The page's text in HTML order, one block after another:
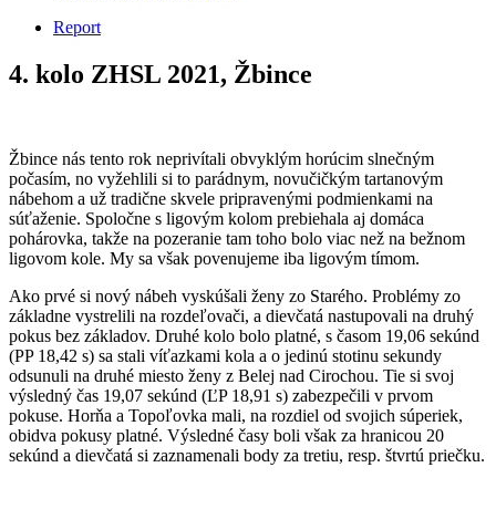
Report
4. kolo ZHSL 2021, Žbince
Žbince nás tento rok neprivítali obvyklým horúcim slnečným
počasím, no vyžehlili si to parádnym, novučičkým tartanovým
nábehom a už tradične skvele pripravenými podmienkami na
súťaženie. Spoločne s ligovým kolom prebiehala aj domáca
pohárovka, takže na pozeranie tam toho bolo viac než na bežnom
ligovom kole. My sa však povenujeme iba ligovým tímom.
Ako prvé si nový nábeh vyskúšali ženy zo Starého. Problémy zo
základne vystrelili na rozdeľovači, a dievčatá nastupovali na druhý
pokus bez základov. Druhé kolo bolo platné, s časom 19,06 sekúnd
(PP 18,42 s) sa stali víťazkami kola a o jedinú stotinu sekundy
odsunuli na druhé miesto ženy z Belej nad Cirochou. Tie si svoj
výsledný čas 19,07 sekúnd (ĽP 18,91 s) zabezpečili v prvom
pokuse. Horňa a Topoľovka mali, na rozdiel od svojich súperiek,
obidva pokusy platné. Výsledné časy boli však za hranicou 20
sekúnd a dievčatá si zaznamenali body za tretiu, resp. štvrtú priečku.